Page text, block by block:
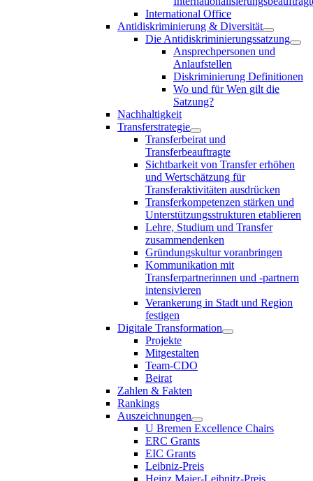
International Office
Antidiskriminierung & Diversität
Die Antidiskriminierungssatzung
Ansprechpersonen und
Anlaufstellen
Diskriminierung Definitionen
Wo und für Wen gilt die
Satzung?
Nachhaltigkeit
Transferstrategie
Transferbeirat und
Transferbeauftragte
Sichtbarkeit von Transfer erhöhen
und Wertschätzung für
Transferaktivitäten ausdrücken
Transferkompetenzen stärken und
Unterstützungsstrukturen etablieren
Lehre, Studium und Transfer
zusammendenken
Gründungskultur voranbringen
Kommunikation mit
Transferpartnerinnen und -partnern
intensivieren
Verankerung in Stadt und Region
festigen
Digitale Transformation
Projekte
Mitgestalten
Team-CDO
Beirat
Zahlen & Fakten
Rankings
Auszeichnungen
U Bremen Excellence Chairs
ERC Grants
EIC Grants
Leibniz-Preis
Heinz Maier-Leibnitz-Preis